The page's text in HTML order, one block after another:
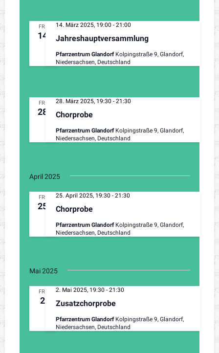
FR.
14 Jahreshauptversammlung
14. März 2025, 19:00 - 21:00
Pfarrzentrum Glandorf Kolpingstraße 9, Glandorf,
Niedersachsen, Deutschland
FR.
28 Chorprobe
28. März 2025, 19:30 - 21:30
Pfarrzentrum Glandorf Kolpingstraße 9, Glandorf,
Niedersachsen, Deutschland
April 2025
FR.
25 Chorprobe
25. April 2025, 19:30 - 21:30
Pfarrzentrum Glandorf Kolpingstraße 9, Glandorf,
Niedersachsen, Deutschland
Mai 2025
FR.
2 Zusatzchorprobe
2. Mai 2025, 19:30 - 21:30
Pfarrzentrum Glandorf Kolpingstraße 9, Glandorf,
Niedersachsen, Deutschland